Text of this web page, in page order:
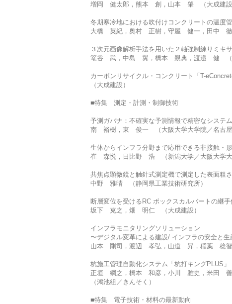
増岡 健太郎，熊本 創，山本 肇 （大成建設
冬期寒冷地における吹付けコンクリートの温度
大橋 英紀，奥村 正樹，守屋 健一，田中 徹
３次元画像解析手法を用いた２軸強制練りミキ
篭谷 武，中島 翼，橋本 親典，渡邉 健 （日
カーボンリサイクル・コンクリート「T-
（大成建設）
■特集 測定・計測・制御技術
予測ガバナ：不確実な予測情報で精密なシステ
南 裕樹，東 俊一 （大阪大学大学院／名古屋
生体からインフラ分野まで応用できる非接触・
崔 森悦，日比野 浩 （新潟大学／大阪大学大
共焦点顕微鏡と触針式測定機で測定した表面粗
中野 雅晴 （静岡県工業技術研究所）
断層変位を受けるRC ボックスカルバートの継
坂下 克之，畑 明仁 （大成建設）
インフラモニタリングソリューション
〜デジタル変革による建設/ インフラの安全と生
山本 剛司，渡辺 孝弘，山道 昇，稲葉 稔
杭施工管理自動化システム「杭打キングPLUS」
正垣 綱之，橋本 和彦，小川 雅史，米田
（鴻池組／きんそく）
■特集 電子技術・材料の最新動向